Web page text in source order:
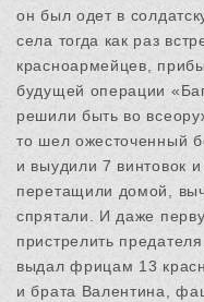
он был одет в
села тогда как раз
красноармейцев,
будущей операции
решили быть во
то шел ожесточенный
и выудили 7 винтовок
перетащили домой,
спрятали. И даже
пристрелить
выдал фрицам 13
и брата Валентина,